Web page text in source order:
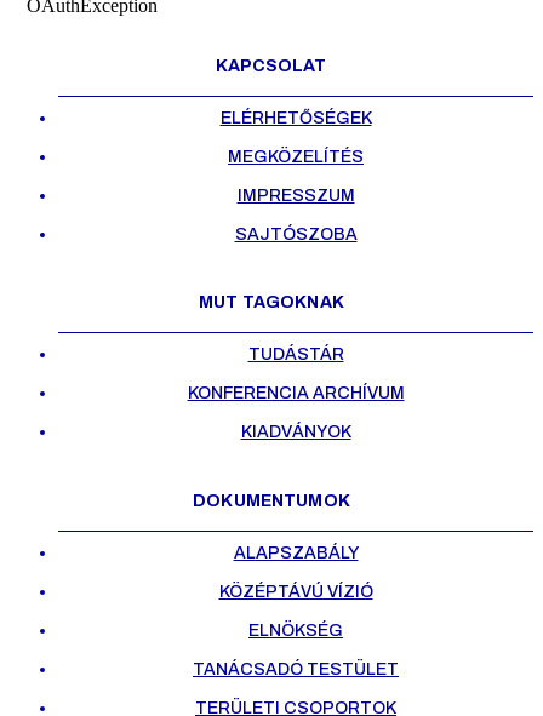
OAuthException
KAPCSOLAT
ELÉRHETŐSÉGEK
MEGKÖZELÍTÉS
IMPRESSZUM
SAJTÓSZOBA
MUT TAGOKNAK
TUDÁSTÁR
KONFERENCIA ARCHÍVUM
KIADVÁNYOK
DOKUMENTUMOK
ALAPSZABÁLY
KÖZÉPTÁVÚ VÍZIÓ
ELNÖKSÉG
TANÁCSADÓ TESTÜLET
TERÜLETI CSOPORTOK